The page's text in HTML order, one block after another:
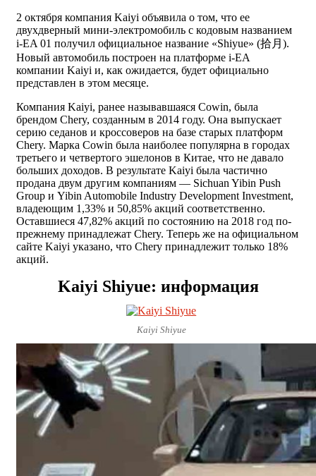
2 октября компания Kaiyi объявила о том, что ее
двухдверный мини-электромобиль с кодовым названием
i-EA 01 получил официальное название «Shiyue» (拾月).
Новый автомобиль построен на платформе i-EA
компании Kaiyi и, как ожидается, будет официально
представлен в этом месяце.
Компания Kaiyi, ранее называвшаяся Cowin, была
брендом Chery, созданным в 2014 году. Она выпускает
серию седанов и кроссоверов на базе старых платформ
Chery. Марка Cowin была наиболее популярна в городах
третьего и четвертого эшелонов в Китае, что не давало
больших доходов. В результате Kaiyi была частично
продана двум другим компаниям — Sichuan Yibin Push
Group и Yibin Automobile Industry Development Investment,
владеющим 1,33% и 50,85% акций соответственно.
Оставшиеся 47,82% акций по состоянию на 2018 год по-
прежнему принадлежат Chery. Теперь же на официальном
сайте Kaiyi указано, что Chery принадлежит только 18%
акций.
Kaiyi Shiyue: информация
Kaiyi Shiyue